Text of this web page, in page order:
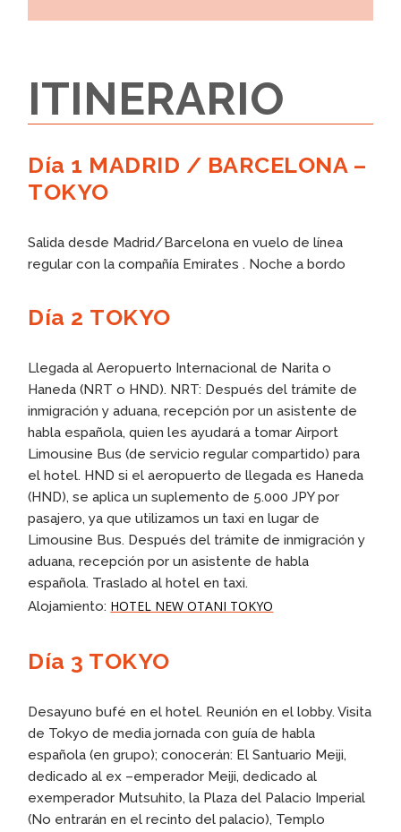
ITINERARIO
Día 1 MADRID / BARCELONA –
TOKYO
Salida desde Madrid/Barcelona en vuelo de línea
regular con la compañía Emirates . Noche a bordo
Día 2 TOKYO
Llegada al Aeropuerto Internacional de Narita o
Haneda (NRT o HND). NRT: Después del trámite de
inmigración y aduana, recepción por un asistente de
habla española, quien les ayudará a tomar Airport
Limousine Bus (de servicio regular compartido) para
el hotel. HND si el aeropuerto de llegada es Haneda
(HND), se aplica un suplemento de 5.000 JPY por
pasajero, ya que utilizamos un taxi en lugar de
Limousine Bus. Después del trámite de inmigración y
aduana, recepción por un asistente de habla
española. Traslado al hotel en taxi.
Alojamiento: HOTEL NEW OTANI TOKYO
Día 3 TOKYO
Desayuno bufé en el hotel. Reunión en el lobby. Visita
de Tokyo de media jornada con guía de habla
española (en grupo); conocerán: El Santuario Meiji,
dedicado al ex –emperador Meiji, dedicado al
exemperador Mutsuhito, la Plaza del Palacio Imperial
(No entrarán en el recinto del palacio), Templo